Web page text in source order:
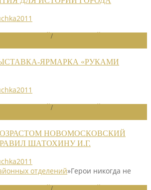
/
ЯРМАРКА «РУКАМИ
/
НОВОМОСКОВСКИЙ
ШАТОХИНУ И.Г.
отделений»Герои никогда не